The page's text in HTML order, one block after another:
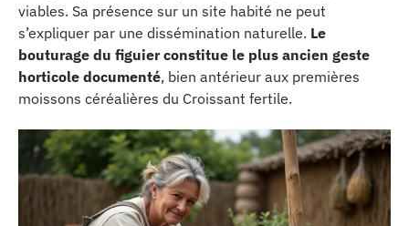
viables. Sa présence sur un site habité ne peut
s’expliquer par une dissémination naturelle. Le
bouturage du figuier constitue le plus ancien geste
horticole documenté, bien antérieur aux premières
moissons céréalières du Croissant fertile.